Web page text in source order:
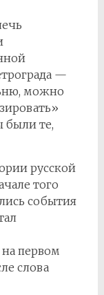
—
можно
были те,
русской
того
события
первом
слова